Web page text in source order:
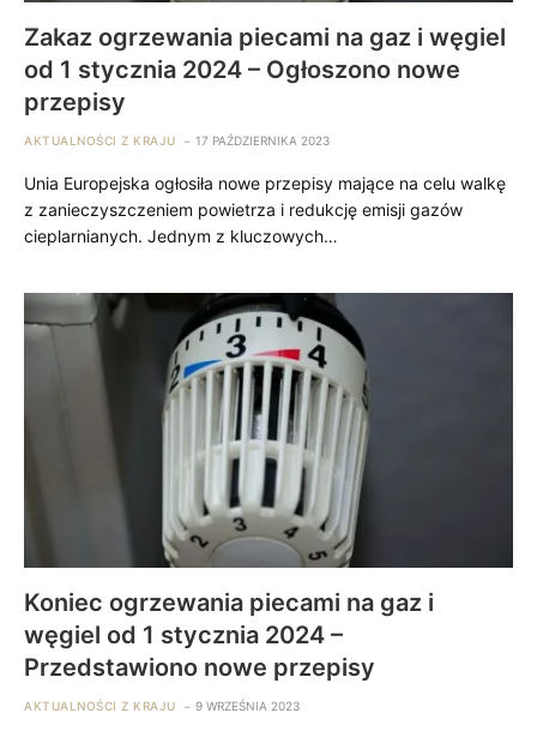
Zakaz ogrzewania piecami na gaz i węgiel
od 1 stycznia 2024 – Ogłoszono nowe
przepisy
AKTUALNOŚCI Z KRAJU 17 PAŹDZIERNIKA 2023
Unia Europejska ogłosiła nowe przepisy mające na celu walkę
z zanieczyszczeniem powietrza i redukcję emisji gazów
cieplarnianych. Jednym z kluczowych…
Koniec ogrzewania piecami na gaz i
węgiel od 1 stycznia 2024 –
Przedstawiono nowe przepisy
AKTUALNOŚCI Z KRAJU 9 WRZEŚNIA 2023